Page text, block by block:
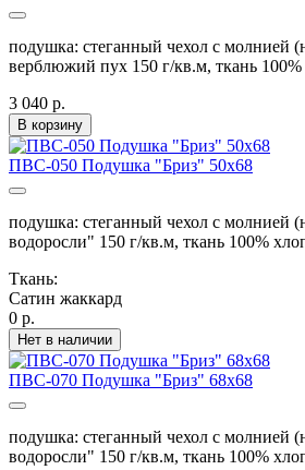
подушка: стеганный чехол с молнией
верблюжий пух 150 г/кв.м, ткань 100%
3 040 р.
В корзину
ПВС-050 Подушка "Бриз" 50х68
подушка: стеганный чехол с молнией
водоросли" 150 г/кв.м, ткань 100%
Ткань:
Сатин жаккард
0 р.
Нет в наличии
ПВС-070 Подушка "Бриз" 68х68
подушка: стеганный чехол с молнией
водоросли" 150 г/кв.м, ткань 100%